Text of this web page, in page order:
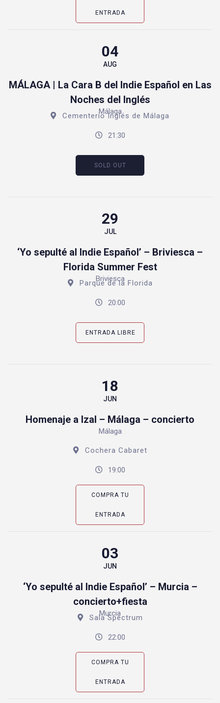
ENTRADA
04
AUG
MÁLAGA | La Cara B del Indie Español en Las
Noches del Inglés
Málaga
Cementerio Inglés de Málaga
21:30
SOLD OUT
29
JUL
‘Yo sepulté al Indie Español’ – Briviesca –
Florida Summer Fest
Briviesca
Parque de la Florida
20:00
ENTRADA LIBRE
18
JUN
Homenaje a Izal – Málaga – concierto
Málaga
Cochera Cabaret
19:00
COMPRA TU
ENTRADA
03
JUN
‘Yo sepulté al Indie Español’ – Murcia –
concierto+fiesta
Murcia
Sala Spectrum
22:00
COMPRA TU
ENTRADA